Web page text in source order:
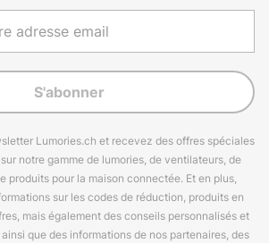
S'abonner
Lumories.ch et recevez des offres spéciales
notre gamme de lumories, de ventilateurs, de
produits pour la maison connectée. Et en plus,
sur les codes de réduction, produits en
mais également des conseils personnalisés et
que des informations de nos partenaires, des